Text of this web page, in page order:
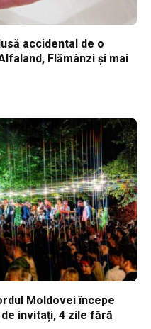
accidental de o
Flămânzi și mai
Moldovei începe
invitați, 4 zile fără